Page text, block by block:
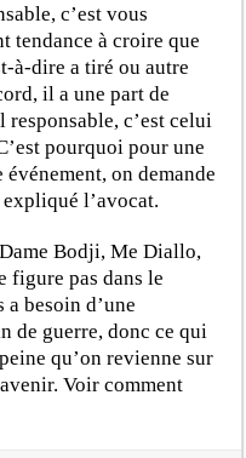
c’est vous
tendance à croire que
à-dire a tiré ou autre
il a une part de
c’est celui
pourquoi pour une
on demande
l’avocat.
Bodji, Me Diallo,
figure pas dans le
besoin d’une
de guerre, donc ce qui
qu’on revienne sur
Voir comment